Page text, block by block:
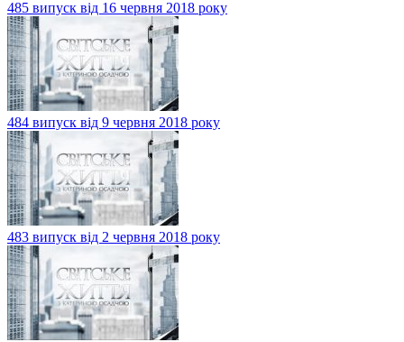
485 випуск від 16 червня 2018 року
484 випуск від 9 червня 2018 року
483 випуск від 2 червня 2018 року